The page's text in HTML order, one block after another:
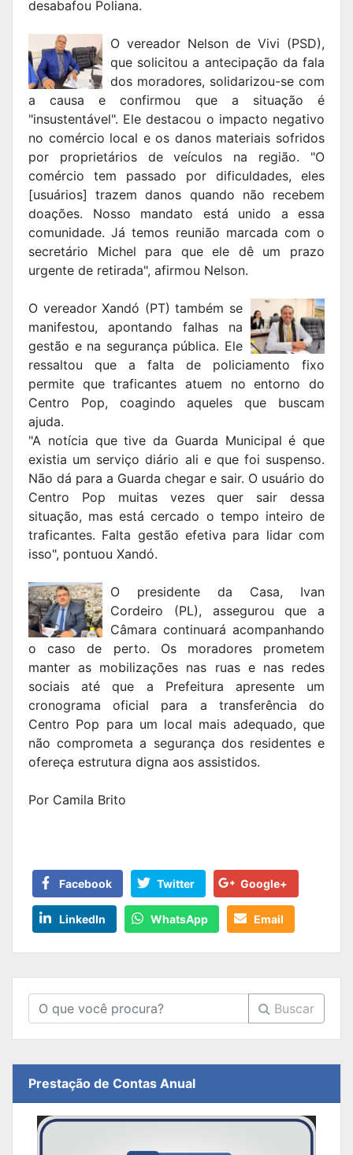
desabafou Poliana.
O vereador Nelson de Vivi (PSD),
que solicitou a antecipação da fala
dos moradores, solidarizou-se com
a causa e confirmou que a situação é
"insustentável". Ele destacou o impacto negativo
no comércio local e os danos materiais sofridos
por proprietários de veículos na região. "O
comércio tem passado por dificuldades, eles
[usuários] trazem danos quando não recebem
doações. Nosso mandato está unido a essa
comunidade. Já temos reunião marcada com o
secretário Michel para que ele dê um prazo
urgente de retirada", afirmou Nelson.
O vereador Xandó (PT) também se
manifestou, apontando falhas na
gestão e na segurança pública. Ele
ressaltou que a falta de policiamento fixo
permite que traficantes atuem no entorno do
Centro Pop, coagindo aqueles que buscam
ajuda.
"A notícia que tive da Guarda Municipal é que
existia um serviço diário ali e que foi suspenso.
Não dá para a Guarda chegar e sair. O usuário do
Centro Pop muitas vezes quer sair dessa
situação, mas está cercado o tempo inteiro de
traficantes. Falta gestão efetiva para lidar com
isso", pontuou Xandó.
O presidente da Casa, Ivan
Cordeiro (PL), assegurou que a
Câmara continuará acompanhando
o caso de perto. Os moradores prometem
manter as mobilizações nas ruas e nas redes
sociais até que a Prefeitura apresente um
cronograma oficial para a transferência do
Centro Pop para um local mais adequado, que
não comprometa a segurança dos residentes e
ofereça estrutura digna aos assistidos.
Por Camila Brito
Facebook Twitter Google+
LinkedIn WhatsApp Email
Buscar
Prestação de Contas Anual